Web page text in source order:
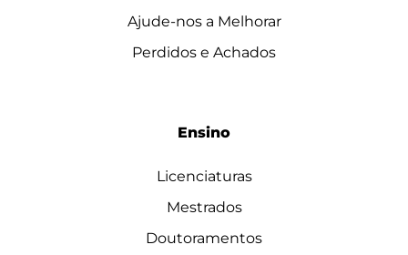
Ajude-nos a Melhorar
Perdidos e Achados
Ensino
Licenciaturas
Mestrados
Doutoramentos